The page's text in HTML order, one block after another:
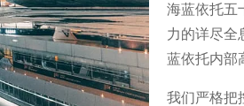
海蓝依托五
力的详尽全
蓝依托内部
我们严格把